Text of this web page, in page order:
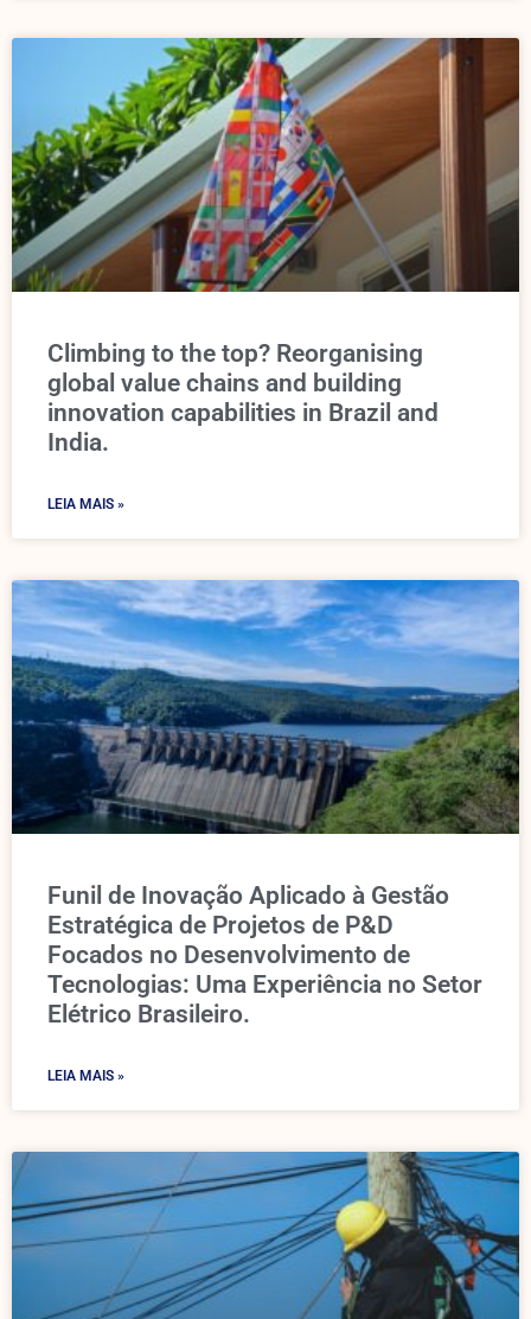
Climbing to the top? Reorganising
global value chains and building
innovation capabilities in Brazil and
India.
LEIA MAIS »
Funil de Inovação Aplicado à Gestão
Estratégica de Projetos de P&D
Focados no Desenvolvimento de
Tecnologias: Uma Experiência no Setor
Elétrico Brasileiro.
LEIA MAIS »